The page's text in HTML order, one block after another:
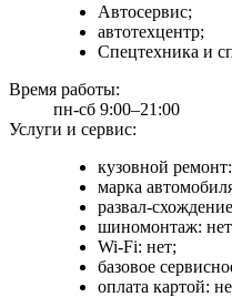
Автосервис;
автотехцентр;
Спецтехника и
Время работы:
пн-сб 9:00–21:00
Услуги и сервис:
кузовной
марка
развал-
шиномонтаж:
Wi-Fi: нет;
базовое
оплата картой: